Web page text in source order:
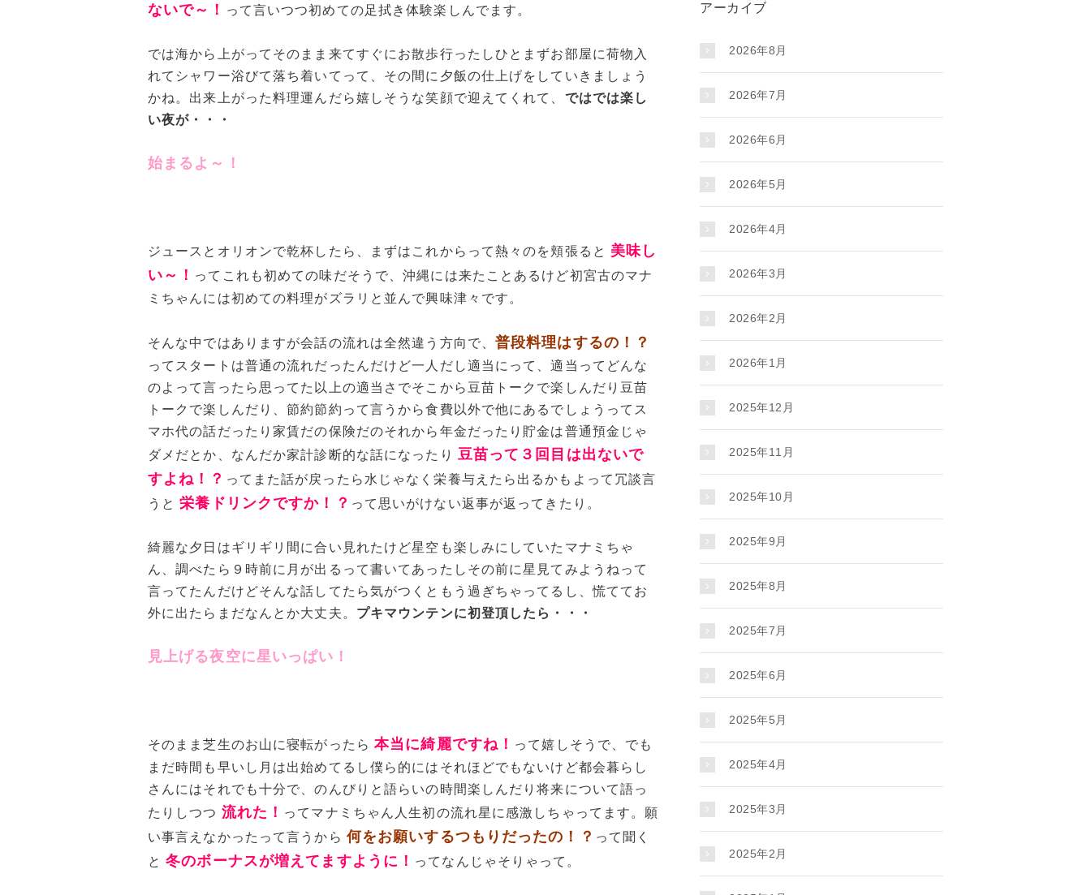
ないで～！
って言いつつ初めての足拭き体験楽しんでます。
では海から上がってそのまま来てすぐにお散歩行ったしひとまずお部屋に荷物入
れてシャワー浴びて落ち着いてって、その間に夕飯の仕上げをしていきましょう
かね。出来上がった料理運んだら嬉しそうな笑顔で迎えてくれて、 ではでは楽し
い夜が・・・
始まるよ～！
ジュースとオリオンで乾杯したら、まずはこれからって熱々のを頬張ると 美味し
い～！ ってこれも初めての味だそうで、沖縄には来たことあるけど初宮古のマナ
ミちゃんには初めての料理がズラリと並んで興味津々です。
そんな中ではありますが会話の流れは全然違う方向で、 普段料理はするの！？
ってスタートは普通の流れだったんだけど一人だし適当にって、適当ってどんな
のよって言ったら思ってた以上の適当さでそこから豆苗トークで楽しんだり豆苗
トークで楽しんだり、節約節約って言うから食費以外で他にあるでしょうってス
マホ代の話だったり家賃だの保険だのそれから年金だったり貯金は普通預金じゃ
ダメだとか、なんだか家計診断的な話になったり 豆苗って３回目は出ないで
すよね！？ ってまた話が戻ったら水じゃなく栄養与えたら出るかもよって冗談言
うと栄養ドリンクですか！？ って思いがけない返事が返ってきたり。
綺麗な夕日はギリギリ間に合い見れたけど星空も楽しみにしていたマナミちゃ
ん、調べたら９時前に月が出るって書いてあったしその前に星見てみようねって
言ってたんだけどそんな話してたら気がつくともう過ぎちゃってるし、慌ててお
外に出たらまだなんとか大丈夫。 プキマウンテンに初登頂したら・・・
見上げる夜空に星いっぱい！
そのまま芝生のお山に寝転がったら本当に綺麗ですね！ って嬉しそうで、でも
まだ時間も早いし月は出始めてるし僕ら的にはそれほどでもないけど都会暮らし
さんにはそれでも十分で、のんびりと語らいの時間楽しんだり将来について語っ
たりしつつ 流れた！ ってマナミちゃん人生初の流れ星に感激しちゃってます。願
い事言えなかったって言うから 何をお願いするつもりだったの！？ って聞く
と冬のボーナスが増えてますように！ ってなんじゃそりゃって。
アーカイブ
2026年8月
2026年7月
2026年6月
2026年5月
2026年4月
2026年3月
2026年2月
2026年1月
2025年12月
2025年11月
2025年10月
2025年9月
2025年8月
2025年7月
2025年6月
2025年5月
2025年4月
2025年3月
2025年2月